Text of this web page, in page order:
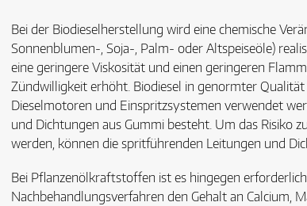
Bei der Biodieselherstellung wird eine chemische
Sonnenblumen-, Soja-, Palm- oder Altspeiseöle)
eine geringere Viskosität und einen geringeren
Zündwilligkeit erhöht. Biodiesel in genormter
Dieselmotoren und Einspritzsystemen verwendet
und Dichtungen aus Gummi besteht. Um das Risiko
werden, können die spritführenden Leitungen und
Bei Pflanzenölkraftstoffen ist es hingegen
Nachbehandlungsverfahren den Gehalt an Calcium,